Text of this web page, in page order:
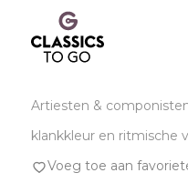
Artiesten &
klankkleur en ritmische
Voeg toe aan